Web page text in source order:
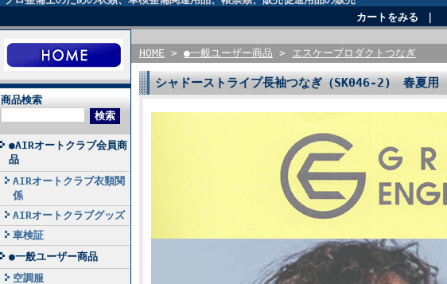
カートをみる
商品検索
●AIRオートクラブ会員商
品
AIRオートクラブ衣類関
係
AIRオートクラブグッズ
車検証
●一般ユーザー商品
空調服
HOME > ●一般ユーザー商品 > エスケープロダクトつなぎ
シャドーストライプ長袖つなぎ（SK046-2) 春夏用